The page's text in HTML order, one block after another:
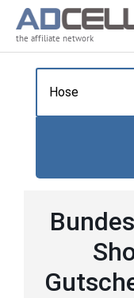
the affiliate network